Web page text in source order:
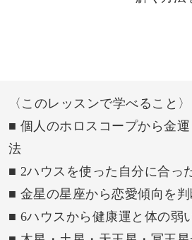
恋愛運は、その傾向や理想のパー
金運では自分に合った収入を得
ながってきます。
運命の歯車がどのように回って
〈このレッスンで学べること〉
■ 個人のホロスコープから金
法
■ 2ハウスを使った自分に合っ
■ 金星の星座から恋愛傾向を
■ 6ハウスから健康運と体の弱